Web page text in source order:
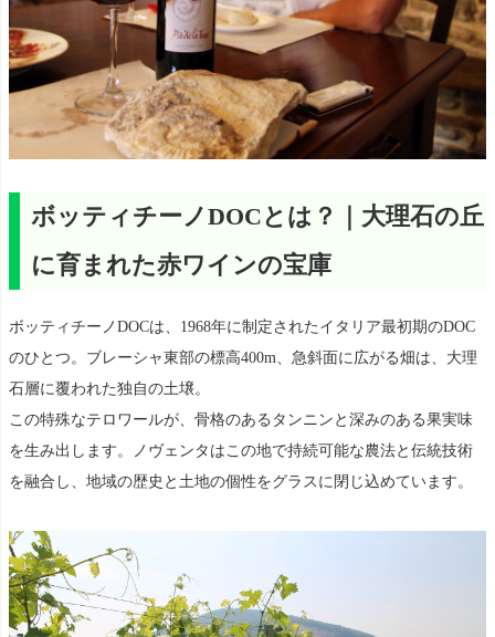
ボッティチーノDOCとは？｜大理石の丘
に育まれた赤ワインの宝庫
ボッティチーノDOCは、1968年に制定されたイタリア最初期のDOC
のひとつ。ブレーシャ東部の標高400m、急斜面に広がる畑は、大理
石層に覆われた独自の土壌。
この特殊なテロワールが、骨格のあるタンニンと深みのある果実味
を生み出します。ノヴェンタはこの地で持続可能な農法と伝統技術
を融合し、地域の歴史と土地の個性をグラスに閉じ込めています。